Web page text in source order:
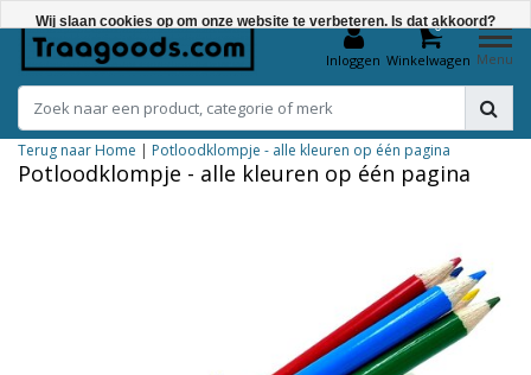
Inloggen
0
Winkelwagen Menu
Terug naar Home | Potloodklompje - alle kleuren op één pagina
Potloodklompje - alle kleuren op één pagina
Wij slaan cookies op om onze website te verbeteren. Is dat akkoord?
Nee
Meer over cookies »